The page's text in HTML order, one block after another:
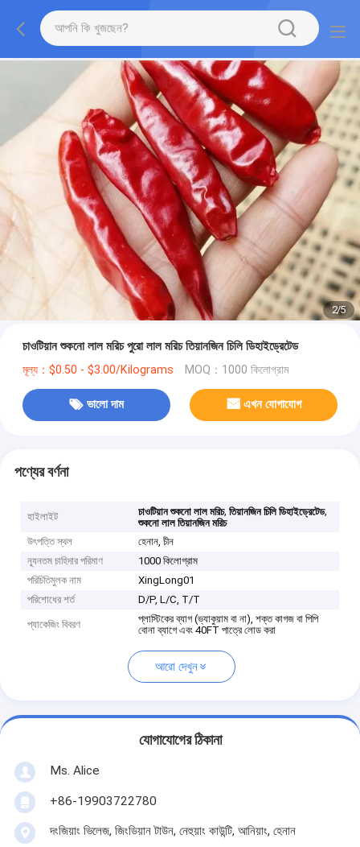
2/5
চাওটিয়ান শুকনো লাল মরিচ পুরো লাল মরিচ তিয়ানজিন চিলি ডিহাইড্রেটেড
মূল্য：$0.50 - $3.00/Kilograms MOQ：1000 কিলোগ্রাম
ভালো দাম এখন যোগাযোগ
পণ্যের বর্ণনা
হাইলাইট চাওটিয়ান শুকনো লাল মরিচ,তিয়ানজিন চিলি ডিহাইড্রেটেড,
শুকনো লাল তিয়ানজিন মরিচ
উৎপত্তি স্থল
হেনান, চীন
ন্যূনতম চাহিদার পরিমাণ
1000 কিলোগ্রাম
পরিচিতিমুলক নাম
XingLong01
পরিশোধের শর্ত
D/P, L/C, T/T
প্যাকেজিং বিবরণ
প্লাস্টিকের ব্যাগ (ভ্যাকুয়াম বা না), শক্ত কাগজ বা পিপি
বোনা ব্যাগে এবং 40FT পাত্রে লোড করা
আরো দেখুন
যোগাযোগের ঠিকানা
Ms. Alice
+86-19903722780
দংজিয়াং ভিলেজ, জিংডিয়ান টাউন, নেহুয়াং কাউন্টি, আনিয়াং, হেনান